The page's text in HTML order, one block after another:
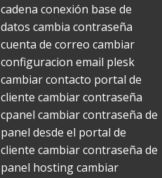
cadena conexión base de
datos cambia contraseña
cuenta de correo cambiar
configuracion email plesk
cambiar contacto portal de
cliente cambiar contraseña
cpanel cambiar contraseña de
panel desde el portal de
cliente cambiar contraseña de
panel hostingcambiar